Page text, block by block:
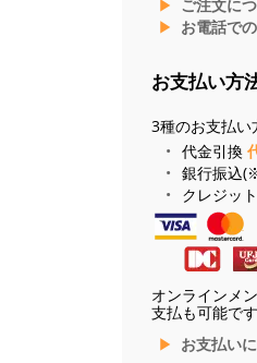
ご注文に
お電話で
お支払い方
3種のお支払い
代金引換
銀行振込
クレジッ
オンラインメ
支払も可能です
お支払い